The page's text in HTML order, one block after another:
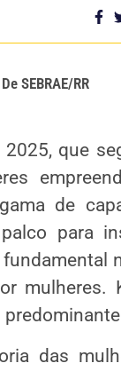
De SEBRAE/RR
que
de
para
mulheres.
das